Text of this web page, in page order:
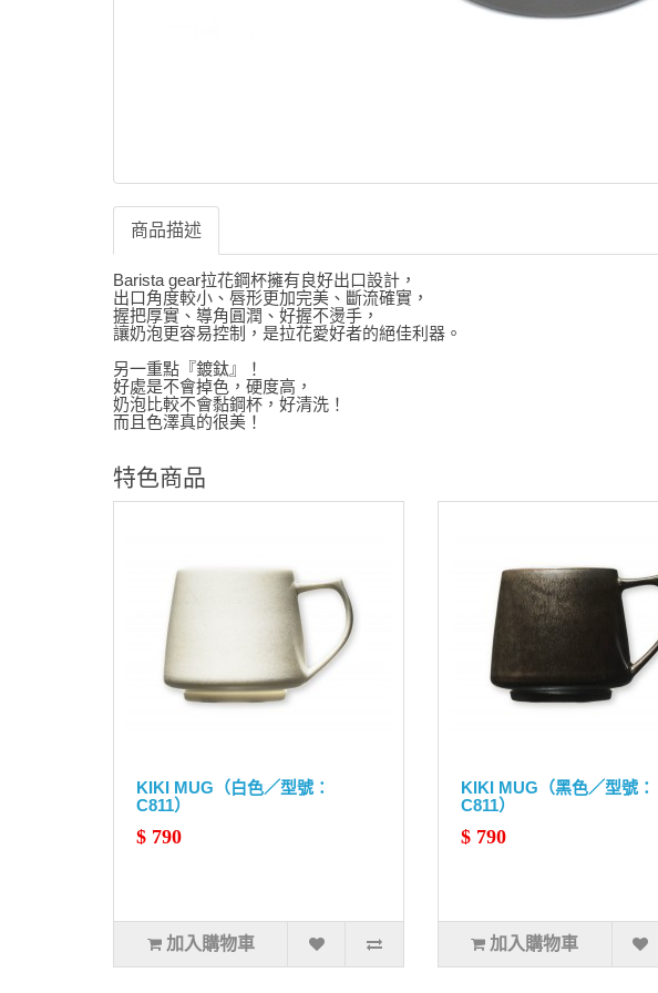
商品描述
Barista gear拉花鋼杯擁有良好出口設計，
出口角度較小、唇形更加完美、斷流確實，
握把厚實、導角圓潤、好握不燙手，
讓奶泡更容易控制，是拉花愛好者的絕佳利器。
另一重點『鍍鈦』！
好處是不會掉色，硬度高，
奶泡比較不會黏鋼杯，好清洗！
而且色澤真的很美！
特色商品
KIKI MUG（白色／型號：
C811）
$ 790
加入購物車
KIKI MUG（黑色／型號：
C811）
$ 790
加入購物車